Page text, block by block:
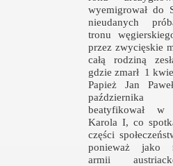
wyemigrował do
nieudanych
tronu
przez zwycięskie
całą rodziną
gdzie zmarł 1
Papież Jan
beatyfikował
w
Karola I, co
części
ponieważ
jako
armii